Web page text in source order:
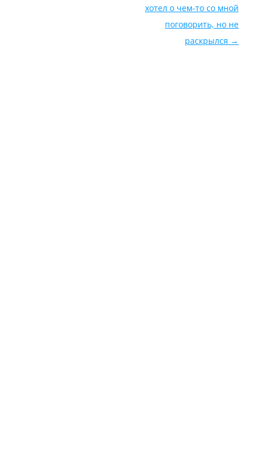
хотел о чем-то со мной
поговорить, но не
раскрылся →